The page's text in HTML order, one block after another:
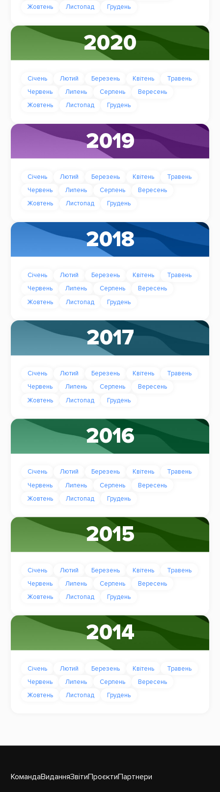
Жовтень
Листопад Грудень
2020
Січень Лютий Березень Квітень
Травень
Червень
Липень Серпень
Вересень
Жовтень
Листопад Грудень
2019
Січень Лютий Березень Квітень
Травень
Червень
Липень Серпень
Вересень
Жовтень
Листопад Грудень
2018
Січень Лютий Березень Квітень
Травень
Червень
Липень Серпень
Вересень
Жовтень
Листопад Грудень
2017
Січень Лютий Березень Квітень
Травень
Червень
Липень Серпень
Вересень
Жовтень
Листопад Грудень
2016
Січень Лютий Березень Квітень
Травень
Червень
Липень Серпень
Вересень
Жовтень
Листопад Грудень
2015
Січень Лютий Березень Квітень
Травень
Червень
Липень Серпень
Вересень
Жовтень
Листопад Грудень
2014
Січень Лютий Березень Квітень
Травень
Червень
Липень Серпень
Вересень
Жовтень
Листопад Грудень
КомандаВиданняЗвітиПроєктиПартнери